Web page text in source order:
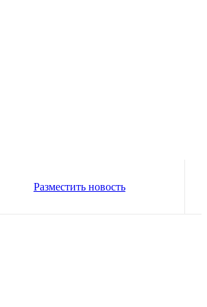
Разместить новость